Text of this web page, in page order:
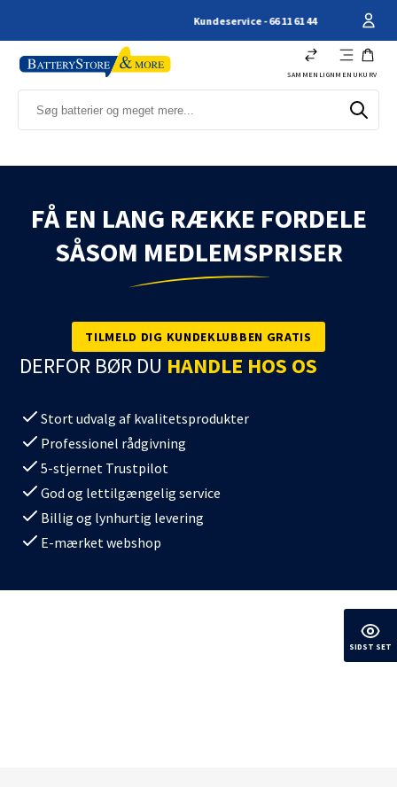
Kundeservice - 66 11 61 44
SAMMENLIGN MENU KURV
FÅ EN LANG RÆKKE FORDELE
SÅSOM MEDLEMSPRISER
TILMELD DIG KUNDEKLUBBEN GRATIS
DERFOR BØR DU HANDLE HOS OS
Stort udvalg af kvalitetsprodukter
Professionel rådgivning
5-stjernet Trustpilot
God og lettilgængelig service
Billig og lynhurtig levering
E-mærket webshop
SIDST SET